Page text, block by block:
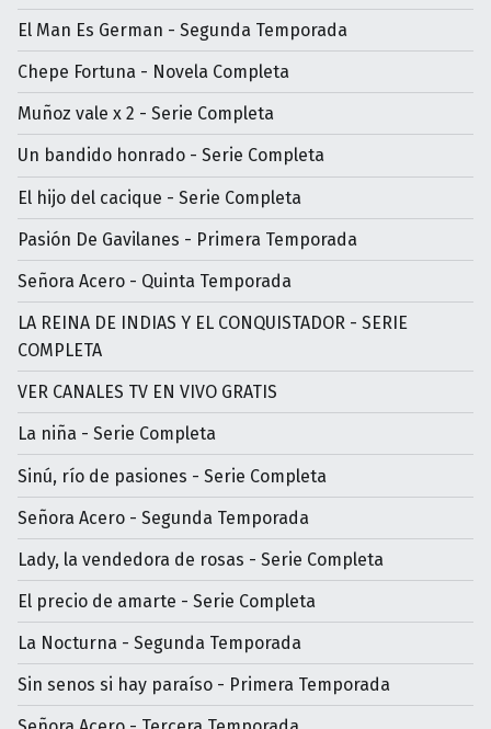
El Man Es German - Segunda Temporada
Chepe Fortuna - Novela Completa
Muñoz vale x 2 - Serie Completa
Un bandido honrado - Serie Completa
El hijo del cacique - Serie Completa
Pasión De Gavilanes - Primera Temporada
Señora Acero - Quinta Temporada
LA REINA DE INDIAS Y EL CONQUISTADOR - SERIE
COMPLETA
VER CANALES TV EN VIVO GRATIS
La niña - Serie Completa
Sinú, río de pasiones - Serie Completa
Señora Acero - Segunda Temporada
Lady, la vendedora de rosas - Serie Completa
El precio de amarte - Serie Completa
La Nocturna - Segunda Temporada
Sin senos si hay paraíso - Primera Temporada